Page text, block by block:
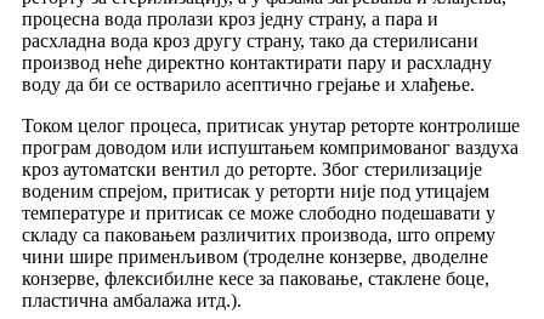
процесна вода пролази кроз једну страну, а пара и
расхладна вода кроз другу страну, тако да стерилисани
производ неће директно контактирати пару и расхладну
воду да би се остварило асептично грејање и хлађење.
Током целог процеса, притисак унутар реторте контролише
програм доводом или испуштањем компримованог ваздуха
кроз аутоматски вентил до реторте. Због стерилизације
воденим спрејом, притисак у реторти није под утицајем
температуре и притисак се може слободно подешавати у
складу са паковањем различитих производа, што опрему
чини шире применљивом (троделне конзерве, дводелне
конзерве, флексибилне кесе за паковање, стаклене боце,
пластична амбалажа итд.).